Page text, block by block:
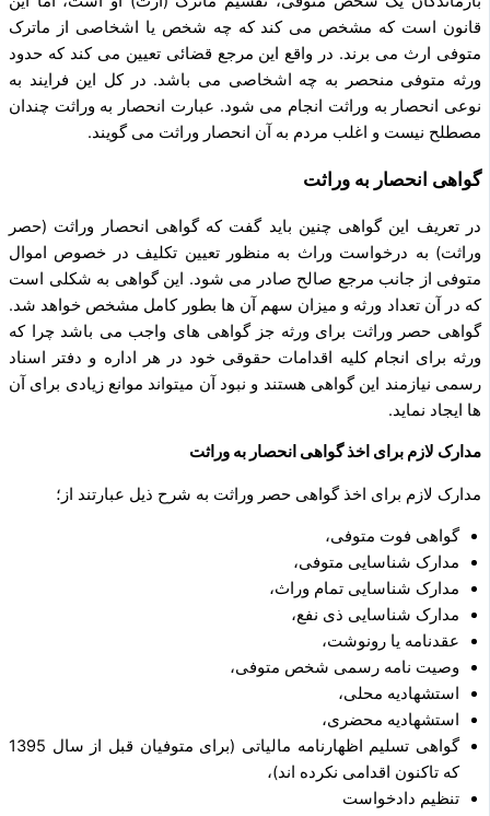
قانون است که مشخص می‌ کند که چه شخص یا اشخاصی از ماترک
متوفی ارث می‌ برند. در واقع این مرجع قضائی تعیین می‌ کند که حدود
ورثه متوفی منحصر به چه اشخاصی می­ باشد. در کل این فرایند به
نوعی انحصار به وراثت انجام می‌ شود. عبارت انحصار به وراثت چندان
مصطلح نیست و اغلب مردم به آن انحصار وراثت می­ گویند.
گواهی انحصار به وراثت
در تعریف این گواهی چنین باید گفت که گواهی انحصار وراثت (حصر
وراثت) به درخواست وراث به منظور تعیین تکلیف در خصوص اموال
متوفی از جانب مرجع صالح صادر می‌ شود. این گواهی به شکلی است
که در آن تعداد ورثه و میزان سهم آن ‌ها بطور کامل مشخص خواهد شد.
گواهی حصر وراثت برای ورثه جز گواهی ‌های واجب می‌ باشد چرا که
ورثه برای انجام کلیه اقدامات حقوقی خود در هر اداره و دفتر اسناد
رسمی نیازمند این گواهی هستند و نبود آن میتواند موانع زیادی برای آن
‌ها ایجاد نماید.
مدارک لازم برای اخذ گواهی انحصار به وراثت
مدارک لازم برای اخذ گواهی حصر وراثت به شرح ذیل عبارتند از؛
گواهی فوت متوفی،
مدارک شناسایی متوفی،
مدارک شناسایی تمام وراث،
مدارک شناسایی ذی‌ نفع،
عقدنامه یا رونوشت،
وصیت نامه رسمی شخص متوفی،
استشهادیه محلی،
استشهادیه محضری،
گواهی تسلیم اظهارنامه مالیاتی (برای متوفیان قبل از سال 1395
که تاکنون اقدامی نکرده ­اند)،
تنظیم دادخواست